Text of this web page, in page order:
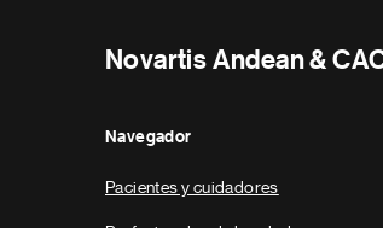
Novartis Andean &
Navegador
Pacientes y cuidadores